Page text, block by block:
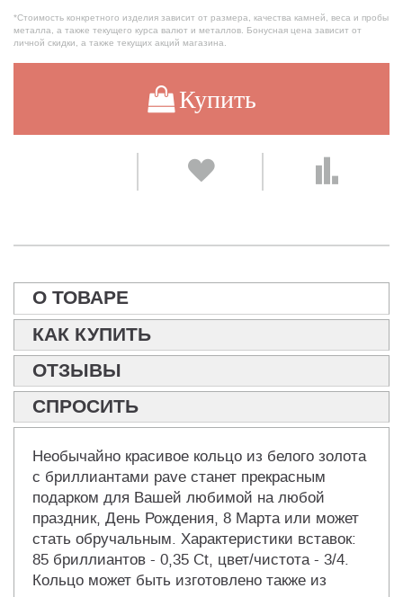
*Стоимость конкретного изделия зависит от размера, качества камней, веса и пробы
металла, а также текущего курса валют и металлов. Бонусная цена зависит от
личной скидки, а также текущих акций магазина.
Купить
О ТОВАРЕ
КАК КУПИТЬ
ОТЗЫВЫ
СПРОСИТЬ
Необычайно красивое кольцо из белого золота
с бриллиантами pave станет прекрасным
подарком для Вашей любимой на любой
праздник, День Рождения, 8 Марта или может
стать обручальным. Характеристики вставок:
85 бриллиантов - 0,35 Ct, цвет/чистота - 3/4.
Кольцо может быть изготовлено также из